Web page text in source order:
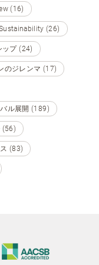
(16)
(26)
ップ (24)
のジレンマ (17)
ル展開 (189)
(56)
(83)